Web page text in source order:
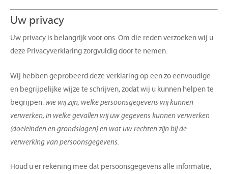
Uw privacy
Uw privacy is belangrijk voor ons. Om die reden verzoeken wij u
deze Privacyverklaring zorgvuldig door te nemen.
Wij hebben geprobeerd deze verklaring op een zo eenvoudige
en begrijpelijke wijze te schrijven, zodat wij u kunnen helpen te
begrijpen: wie wij zijn, welke persoonsgegevens wij kunnen
verwerken, in welke gevallen wij uw gegevens kunnen verwerken
(doeleinden en grondslagen) en wat uw rechten zijn bij de
verwerking van persoonsgegevens.
Houd u er rekening mee dat persoonsgegevens alle informatie,